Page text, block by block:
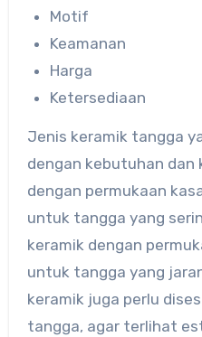
Motif
Keamanan
Harga
Ketersediaan
Jenis keramik tangga
dengan kebutuhan dan
dengan permukaan
untuk tangga yang
keramik dengan
untuk tangga yang
keramik juga perlu
tangga, agar terlihat